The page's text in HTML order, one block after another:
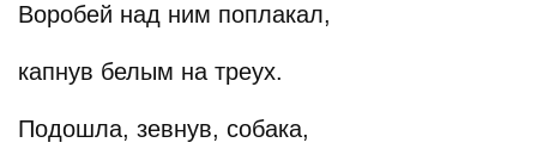
Воробей над ним поплакал,
капнув белым на треух.
Подошла, зевнув, собака,